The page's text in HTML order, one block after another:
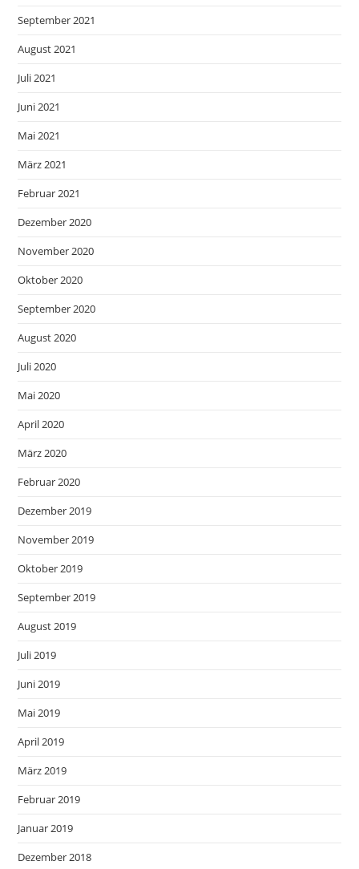
September 2021
August 2021
Juli 2021
Juni 2021
Mai 2021
März 2021
Februar 2021
Dezember 2020
November 2020
Oktober 2020
September 2020
August 2020
Juli 2020
Mai 2020
April 2020
März 2020
Februar 2020
Dezember 2019
November 2019
Oktober 2019
September 2019
August 2019
Juli 2019
Juni 2019
Mai 2019
April 2019
März 2019
Februar 2019
Januar 2019
Dezember 2018